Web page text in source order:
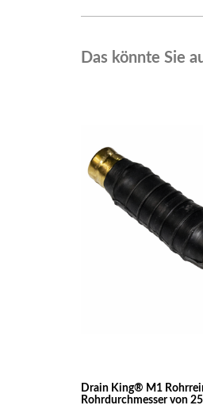
Das könnte Sie
Drain King® M1
Rohrdurchmesser von